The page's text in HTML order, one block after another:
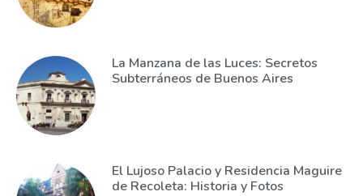
La Manzana de las Luces: Secretos
Subterráneos de Buenos Aires
El Lujoso Palacio y Residencia Maguire
de Recoleta: Historia y Fotos